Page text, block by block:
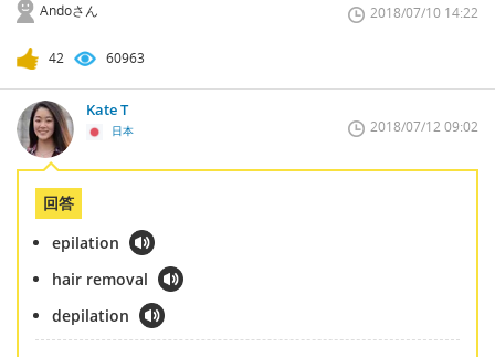
Andoさん 2018/07/10 14:22
42 60963
Kate T
日本 2018/07/12 09:02
回答
epilation
hair removal
depilation